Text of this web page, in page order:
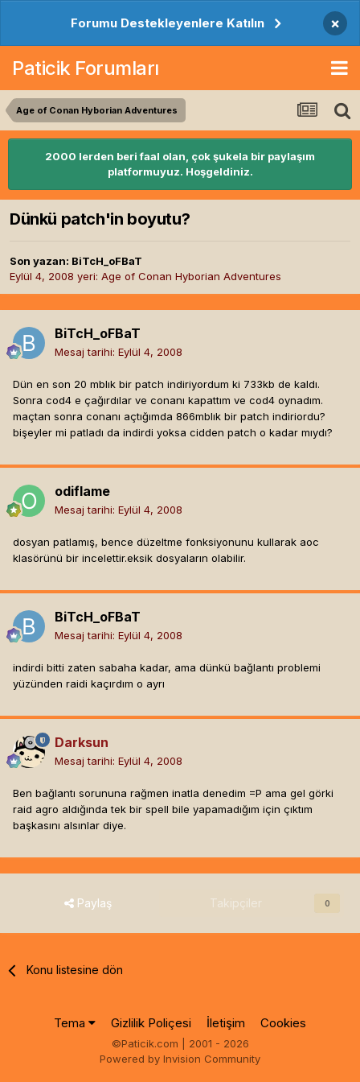
Forumu Destekleyenlere Katılın ×
Paticik Forumları
Age of Conan Hyborian Adventures
2000 lerden beri faal olan, çok şukela bir paylaşım
platformuyuz. Hoşgeldiniz.
Dünkü patch'in boyutu?
Son yazan: BiTcH_oFBaT
Eylül 4, 2008 yeri: Age of Conan Hyborian Adventures
BiTcH_oFBaT
Mesaj tarihi: Eylül 4, 2008
Dün en son 20 mblık bir patch indiriyordum ki 733kb de kaldı.
Sonra cod4 e çağırdılar ve conanı kapattım ve cod4 oynadım.
maçtan sonra conanı açtığımda 866mblık bir patch indiriordu?
bişeyler mi patladı da indirdi yoksa cidden patch o kadar mıydı?
odiflame
Mesaj tarihi: Eylül 4, 2008
dosyan patlamış, bence düzeltme fonksiyonunu kullarak aoc
klasörünü bir incelettir.eksik dosyaların olabilir.
BiTcH_oFBaT
Mesaj tarihi: Eylül 4, 2008
indirdi bitti zaten sabaha kadar, ama dünkü bağlantı problemi
yüzünden raidi kaçırdım o ayrı
Darksun
Mesaj tarihi: Eylül 4, 2008
Ben bağlantı sorununa rağmen inatla denedim =P ama gel görki
raid agro aldığında tek bir spell bile yapamadığım için çıktım
başkasını alsınlar diye.
Paylaş Takipçiler 0
Konu listesine dön
Tema Gizlilik Poliçesi İletişim Cookies
©Paticik.com | 2001 - 2026
Powered by Invision Community